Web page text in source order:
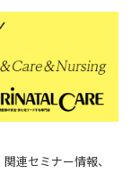
連セミナー情報、